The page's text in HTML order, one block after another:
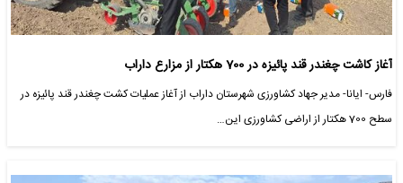
آغاز کاشت چغندر قند پائیزه در 700 هکتار از مزارع داراب
فارس- ایانا- مدیر جهاد کشاورزی شهرستان داراب از آغاز عملیات کشت چغندر قند پائیزه در
سطح 700 هکتار از اراضی کشاورزی این…